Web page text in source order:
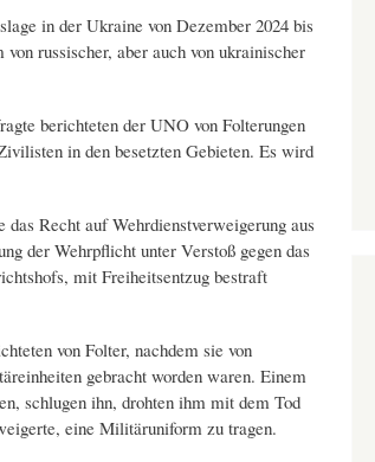
in der Ukraine von Dezember 2024 bis
russischer, aber auch von ukrainischer
berichteten der UNO von Folterungen
in den besetzten Gebieten. Es wird
Recht auf Wehrdienstverweigerung aus
der Wehrpflicht unter Verstoß gegen das
mit Freiheitsentzug bestraft
von Folter, nachdem sie von
gebracht worden waren. Einem
schlugen ihn, drohten ihm mit dem Tod
eine Militäruniform zu tragen.